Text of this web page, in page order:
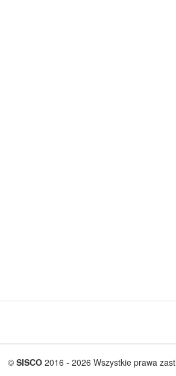
© SISCO 2016 - 2026 Wszystkie prawa